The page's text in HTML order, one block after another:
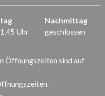
Nachmittag
Uhr geschlossen
Öffnungszeiten sind auf